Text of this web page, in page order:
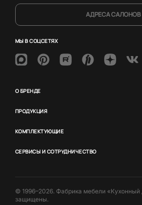
АДРЕСА САЛОНОВ
МЫ В СОЦСЕТЯХ
О БРЕНДЕ
ПРОДУКЦИЯ
КОМПЛЕКТУЮЩИЕ
СЕРВИСЫ И СОТРУДНИЧЕСТВО
© 1996–2026. Фабрика мебели «Кухонный
защищены.